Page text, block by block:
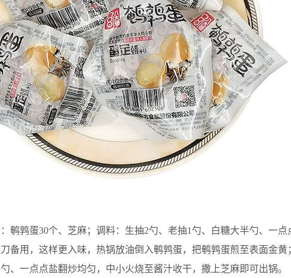
鹌鹑蛋30个、芝麻；调料：生抽2勺、老抽1勺、白糖大半勺、一点
备用，这样更入味，热锅放油倒入鹌鹑蛋，把鹌鹑蛋煎至表面金黄
、一点点盐翻炒均匀，中小火烧至酱汁收干，撒上芝麻即可出锅。